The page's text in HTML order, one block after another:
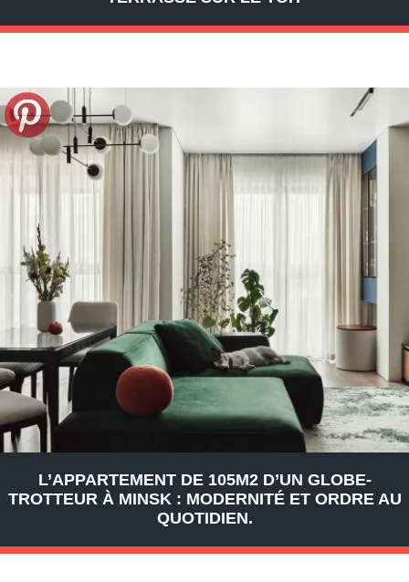
L’APPARTEMENT DE 105M2 D’UN GLOBE-
TROTTEUR À MINSK : MODERNITÉ ET ORDRE AU
QUOTIDIEN.